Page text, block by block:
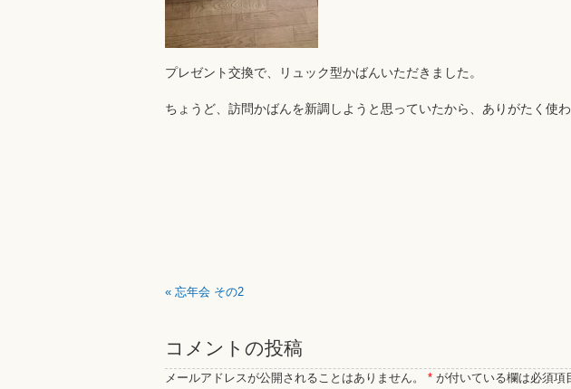
プレゼント交換で、リュック型かばんいただきました。
ちょうど、訪問かばんを新調しようと思っていたから、ありがたく使わ
« 忘年会 その2
コメントの投稿
メールアドレスが公開されることはありません。 * が付いている欄は必須項